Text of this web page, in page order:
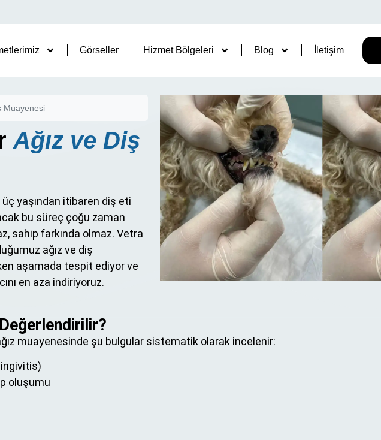
Görseller Hizmet Bölgeleri Blog İletişim
Muayenesi
Ağız ve Diş
yaşından itibaren diş eti
bu süreç çoğu zaman
sahip farkında olmaz. Vetra
ağız ve diş
aşamada tespit ediyor ve
en aza indiriyoruz.
muayenesinde şu bulgular sistematik olarak incelenir:
oluşumu